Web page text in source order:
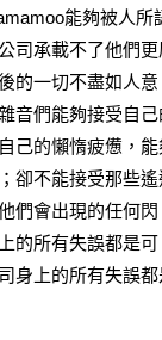
能夠被人所
司承載不了他們更
的一切不盡如人意
音們能夠接受自己
己的懶惰疲憊，能
卻不能接受那些遙
們會出現的任何閃
的所有失誤都是可
身上的所有失誤都